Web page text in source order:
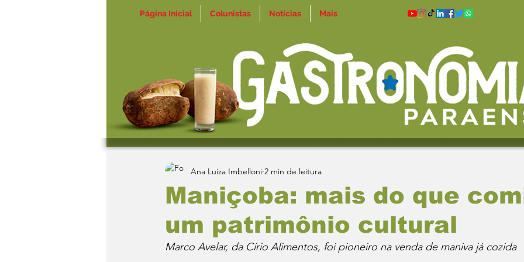
Página Inicial Colunistas Notícias Mais
Maniçoba: mais do que
um patrimônio cultural
Ana Luiza Imbelloni 2 min de leitura
Marco Avelar, da Círio Alimentos, foi pioneiro na venda de maniva já cozida